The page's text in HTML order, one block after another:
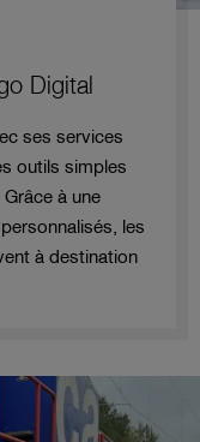
Digital
ses services
outils simples
à une
les
à destination